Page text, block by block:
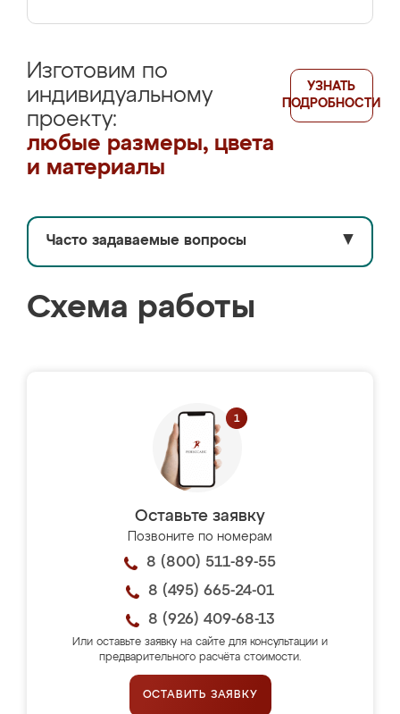
Изготовим по
индивидуальному
проекту:
любые размеры, цвета
и материалы
УЗНАТЬ
ПОДРОБНОСТИ
Часто задаваемые вопросы ▼
Схема работы
Оставьте заявку
Позвоните по номерам
8 (800) 511-89-55
8 (495) 665-24-01
8 (926) 409-68-13
Или оставьте заявку на сайте для консультации и
предварительного расчёта стоимости.
ОСТАВИТЬ ЗАЯВКУ